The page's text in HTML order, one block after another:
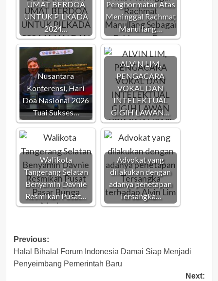
UMAT BERDOA
UNTUK PILKADA
2024…
Penghormatan Atas
Meninggal Rachmat
Manullang…
Nusantara
Konferensi, Hari
Doa Nasional 2026
Tuai Sukses…
ALVIN LIM,
PENGACARA
VOKAL DAN
INTELEKTUAL
GIGIH LAWAN…
Walikota
Tangerang Selatan
Benyamin Davnie
Resmikan Pusat…
Advokat yang
dilakukan dengan
adanya penetapan
Tersangka…
Post
navigation
Previous:
Halal Bihalal Forum Indonesia Damai Siap Menjadi
Penyeimbang Pemerintah Baru
Next: